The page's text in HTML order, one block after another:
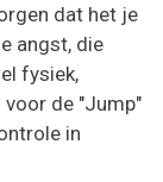
dat het je
angst, die
fysiek,
de "Jump"
in